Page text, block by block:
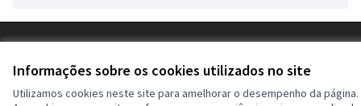
Informações sobre os cookies utilizados no site
Utilizamos cookies neste site para amelhorar o desempenho da página.
Configurações de cookies
Decide Contagem no Instagram
(Link externo)